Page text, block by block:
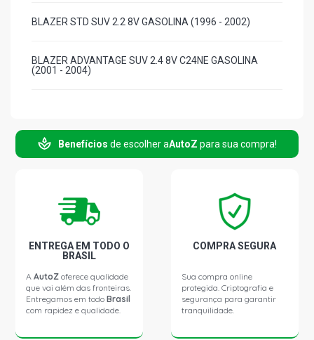
BLAZER STD SUV 2.2 8V GASOLINA (1996 - 2002)
BLAZER ADVANTAGE SUV 2.4 8V C24NE GASOLINA
(2001 - 2004)
BLAZER TORNADO SUV 2.4 8V C24NE GASOLINA (2005 -
2007)
BLAZER ADVANTAGE SUV 2.4 8V FLEXPOWER FLEX
(2005 - 2011)
BLAZER COLINA SUV 2.4 8V FLEXPOWER FLEX (2005 -
BLAZER DLX SUV 2.5 8V 4A MAXION DIESEL (1996 -
2000)
Benefícios de escolher aAutoZ para sua compra!
ENTREGA EM TODO O
BRASIL
AAutoZ oferece qualidade
que vai além das fronteiras.
Entregamos em todoBrasil
com rapidez e qualidade.
COMPRA SEGURA
Sua compra online
protegida. Criptografia e
segurança para garantir
tranquilidade.